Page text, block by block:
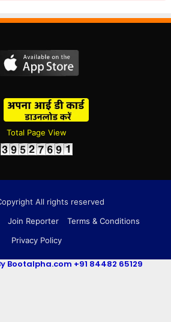
Total Page View
All rights reserved
Join Reporter
Terms & Conditions
Privacy Policy
Bootalpha.com +91 84482 65129